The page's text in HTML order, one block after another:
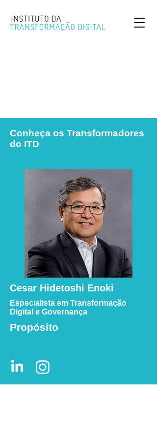
Conheça os Transformadores
do ITD
Cesar Hidetoshi Enoki
Especialista em Transformação
Digital e Governança
Propósito